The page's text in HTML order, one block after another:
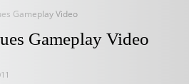
Gameplay Video
Gameplay Video